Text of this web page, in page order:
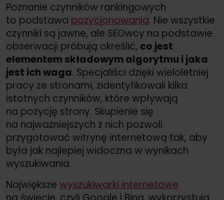
Poznanie czynników rankingowych
to podstawa pozycjonowania. Nie wszystkie
czynniki są jawne, ale SEOwcy na podstawie
obserwacji próbują określić, co jest
elementem składowym algorytmu i jaka
jest ich waga. Specjaliści dzięki wieloletniej
pracy ze stronami, zidentyfikowali kilka
istotnych czynników, które wpływają
na pozycję strony. Skupienie się
na najważniejszych z nich pozwoli
przygotować witrynę internetową tak, aby
była jak najlepiej widoczna w wynikach
wyszukiwania.
Największe wyszukiwarki internetowe